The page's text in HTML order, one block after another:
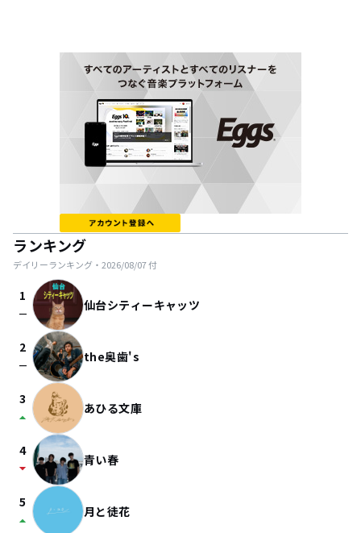
ランキング
デイリーランキング・ 2026/08/07付
1
check_indeterminate_small 仙台シティーキャッツ
2
check_indeterminate_small the奥歯's
3
arrow_drop_up あひる文庫
4
arrow_drop_down 青い春
5
arrow_drop_up 月と徒花